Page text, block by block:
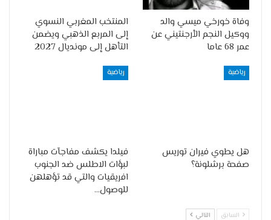
وفاة خورخي ميسي والد
ووكيل النجم الأرجنتيني عن
عمر 68 عاما
المنتخب المغربي النسوي
إلى المربع الذهبي ويضمن
التأهل إلى مونديال 2027
رياضية
هل يطوي فيران توريس
صفحة برشلونة؟
رياضية
فيلدا يكشف مفاجآت مباراة
لبؤات الاطلس ضد الجنوب
افريقيات والتي قد تؤهلهن
للوصول…
السابق التالي